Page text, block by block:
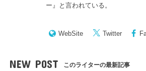
ー 』と言われている。
WebSite Twitter
NEW POST このライターの最新記事